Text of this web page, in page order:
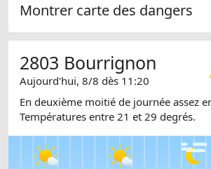
Montrer carte des dangers
2803 Bourrignon
Aujourd'hui, 8/8 dès 11:20
En deuxième moitié de journée assez
Températures entre 21 et 29 degrés.